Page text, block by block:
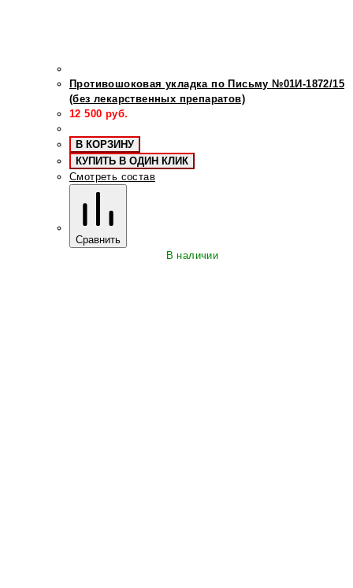
Противошоковая укладка по Письму №01И-1872/15
(без лекарственных препаратов)
12 500 руб.
В КОРЗИНУ
КУПИТЬ В ОДИН КЛИК
Смотреть состав
Сравнить
В наличии